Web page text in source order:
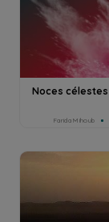
Noces célestes
Farida Mihoub